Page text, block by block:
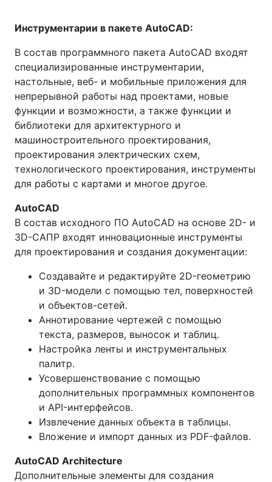
Инструментарии в пакете AutoCAD​:
В состав программного пакета AutoCAD входят
специализированные инструментарии,
настольные, веб- и мобильные приложения для
непрерывной работы над проектами, новые
функции и возможности, а также функции и
библиотеки для архитектурного и
машиностроительного проектирования,
проектирования электрических схем,
технологического проектирования, инструменты
для работы с картами и многое другое.
AutoCAD
В состав исходного ПО AutoCAD на основе 2D- и
3D-САПР входят инновационные инструменты
для проектирования и создания документации:
Создавайте и редактируйте 2D-геометрию
и 3D-модели с помощью тел, поверхностей
и объектов-сетей.
Аннотирование чертежей с помощью
текста, размеров, выносок и таблиц.
Настройка ленты и инструментальных
палитр.
Усовершенствование с помощью
дополнительных программных компонентов
и API-интерфейсов.
Извлечение данных объекта в таблицы.
Вложение и импорт данных из PDF-файлов.
AutoCAD Architecture
Дополнительные элементы для создания